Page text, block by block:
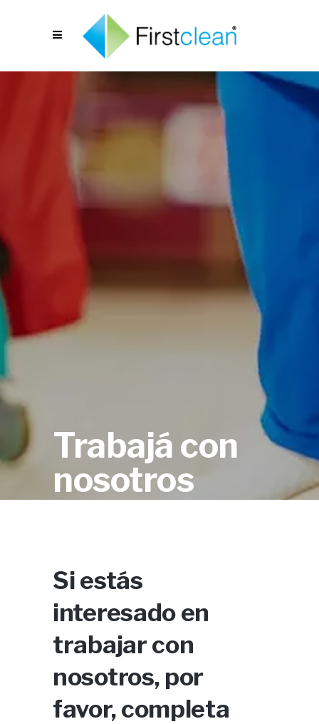
Trabajá con
nosotros
Si estás
interesado en
trabajar con
nosotros, por
favor, completa